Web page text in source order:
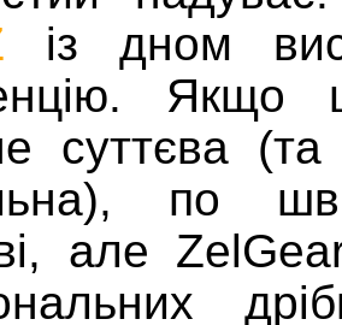
із дном
Якщо
суттєва
по
але